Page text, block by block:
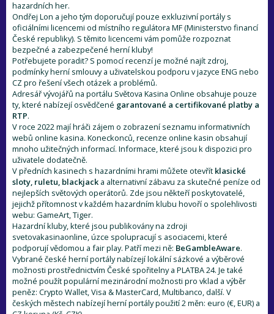
hazardních her.
Ondřej Lon a jeho tým doporučují pouze exkluzivní portály s
oficiálními licencemi od místního regulátora MF (Ministerstvo financí
České republiky). S těmito licencemi vám pomůže rozpoznat
bezpečné a zabezpečené herní kluby!
Potřebujete poradit? S pomocí recenzí je možné najít zdroj,
podmínky herní smlouvy a uživatelskou podporu v jazyce ENG nebo
CZ pro řešení všech otázek a problémů.
Adresář vývojářů na portálu Světova Kasina Online obsahuje pouze
ty, které nabízejí osvědčené garantované a certifikované platby a
RTP.
V roce 2022 mají hráči zájem o zobrazení seznamu informativních
webů online kasina. Koneckonců, recenze online kasin obsahují
mnoho užitečných informací. Informace, které jsou k dispozici pro
uživatele dodatečně.
V předních kasinech s hazardními hrami můžete otevřít klasické
sloty, ruletu, blackjack a alternativní zábavu za skutečné peníze od
nejlepších světových operátorů. Zde jsou někteří poskytovatelé,
jejichž přítomnost v každém hazardním klubu hovoří o spolehlivosti
webu: GameArt, Tiger.
Hazardní kluby, které jsou publikovány na zdroji
svetovakasinaonline, úzce spolupracují s asociacemi, které
podporují vědomou a fair play. Patří mezi ně: BeGambleAware.
Vybrané české herní portály nabízejí lokální sázkové a výběrové
možnosti prostřednictvím České spořitelny a PLATBA 24. Je také
možné použít populární mezinárodní možnosti pro vklad a výběr
peněz: Crypto Wallet, Visa & MasterCard, Multibanco, další. V
českých městech nabízejí herní portály použití 2 měn: euro (€, EUR) a